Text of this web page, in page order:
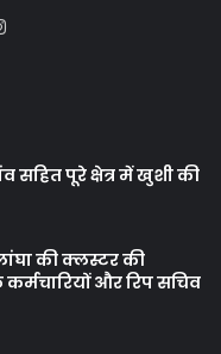
सहित पूरे क्षेत्र में खुशी की
की क्लस्टर की
और रिप सचिव